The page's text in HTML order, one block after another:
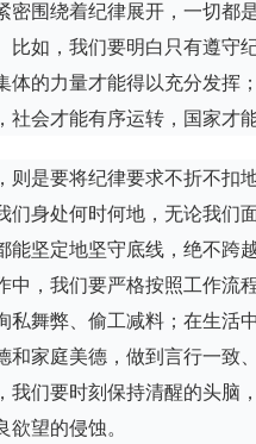
密围绕着纪律展开，一切都
比如，我们要明白只有遵守
体的力量才能得以充分发挥
社会才能有序运转，国家才
则是要将纪律要求不折不扣
们身处何时何地，无论我们
能坚定地坚守底线，绝不跨
中，我们要严格按照工作流
私舞弊、偷工减料；在生活
和家庭美德，做到言行一致
我们要时刻保持清醒的头脑
欲望的侵蚀。